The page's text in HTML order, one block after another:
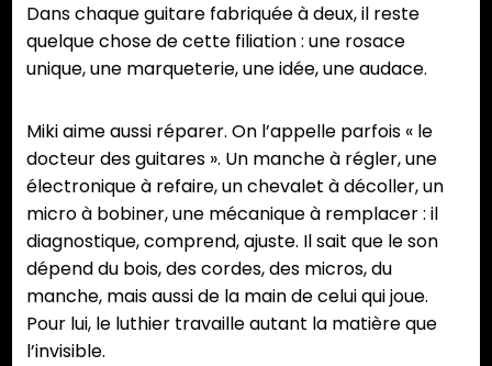
Dans chaque guitare fabriquée à deux, il reste
quelque chose de cette filiation : une rosace
unique, une marqueterie, une idée, une audace.
Miki aime aussi réparer. On l’appelle parfois « le
docteur des guitares ». Un manche à régler, une
électronique à refaire, un chevalet à décoller, un
micro à bobiner, une mécanique à remplacer : il
diagnostique, comprend, ajuste. Il sait que le son
dépend du bois, des cordes, des micros, du
manche, mais aussi de la main de celui qui joue.
Pour lui, le luthier travaille autant la matière que
l’invisible.